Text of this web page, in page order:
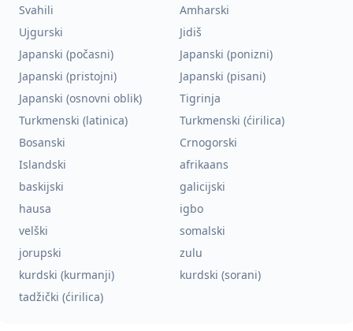
Svahili
Amharski
Ujgurski
Jidiš
Japanski (počasni)
Japanski (ponizni)
Japanski (pristojni)
Japanski (pisani)
Japanski (osnovni oblik)
Tigrinja
Turkmenski (latinica)
Turkmenski (ćirilica)
Bosanski
Crnogorski
Islandski
afrikaans
baskijski
galicijski
hausa
igbo
velški
somalski
jorupski
zulu
kurdski (kurmanji)
kurdski (sorani)
tadžički (ćirilica)